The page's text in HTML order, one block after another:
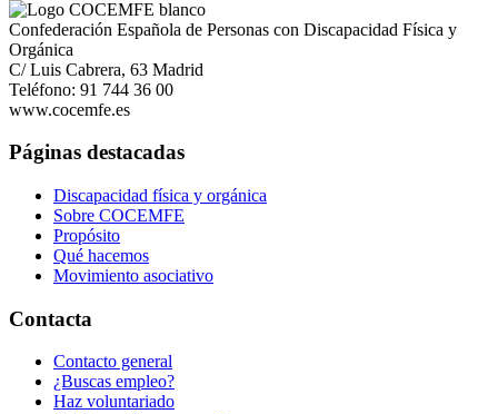
Confederación Española de Personas con Discapacidad Física y
Orgánica
C/ Luis Cabrera, 63 Madrid
Teléfono: 91 744 36 00
www.cocemfe.es
Páginas destacadas
Discapacidad física y orgánica
Sobre COCEMFE
Propósito
Qué hacemos
Movimiento asociativo
Contacta
Contacto general
¿Buscas empleo?
Haz voluntariado